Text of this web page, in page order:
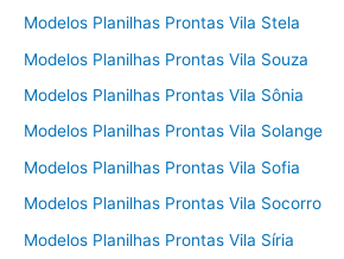
Modelos Planilhas Prontas Vila Stela
Modelos Planilhas Prontas Vila Souza
Modelos Planilhas Prontas Vila Sônia
Modelos Planilhas Prontas Vila Solange
Modelos Planilhas Prontas Vila Sofia
Modelos Planilhas Prontas Vila Socorro
Modelos Planilhas Prontas Vila Síria